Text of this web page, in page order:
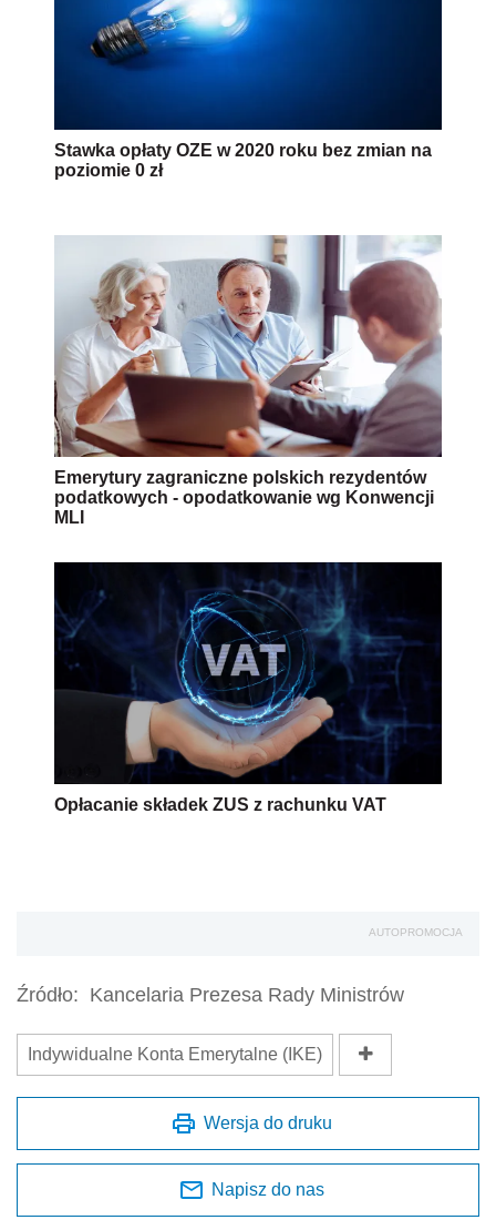
Stawka opłaty OZE w 2020 roku bez zmian na
poziomie 0 zł
Emerytury zagraniczne polskich rezydentów
podatkowych - opodatkowanie wg Konwencji
MLI
Opłacanie składek ZUS z rachunku VAT
AUTOPROMOCJA
Źródło: Kancelaria Prezesa Rady Ministrów
Indywidualne Konta Emerytalne (IKE)
Wersja do druku
Napisz do nas